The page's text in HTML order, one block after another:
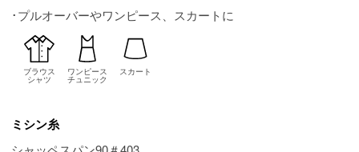
･プルオーバーやワンピース、スカートに
ブラウス
シャツ
ワンピース
チュニック
スカート
ミシン糸